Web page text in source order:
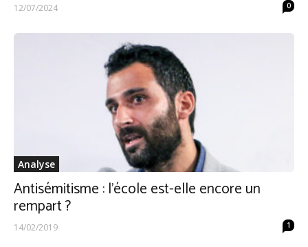
12/07/2024 0
Analyse
Antisémitisme : l’école est-elle encore un
rempart ?
14/02/2019 1